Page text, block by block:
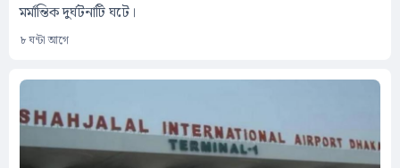
মর্মান্তিক দুর্ঘটনাটি ঘটে।
৮ ঘন্টা আগে